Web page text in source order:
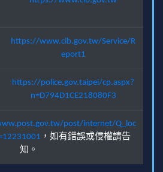
https://www.cib.gov.tw/Service/R
eport1
https://police.gov.taipei/cp.aspx?
n=D794D1CE218080F3
post/internet/Q_loc
，如有錯誤或侵權請告
知。